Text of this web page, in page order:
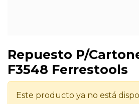
Repuesto P/
F3548 Ferrestools
Este producto ya no está